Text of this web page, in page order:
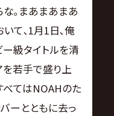
な｡まあまあまあ
いて､1月1日､俺
級タイトルを清
を若手で盛り上
べてはNOAHのた
ーとともに去っ